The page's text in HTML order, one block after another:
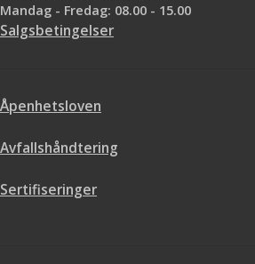
Mandag - Fredag: 08.00 - 15.00
Salgsbetingelser
Åpenhetsloven
Avfallshåndtering
Sertifiseringer